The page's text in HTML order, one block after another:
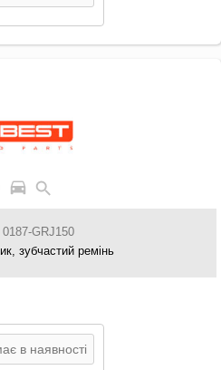
0187-GRJ150
зубчастий ремінь
в наявності